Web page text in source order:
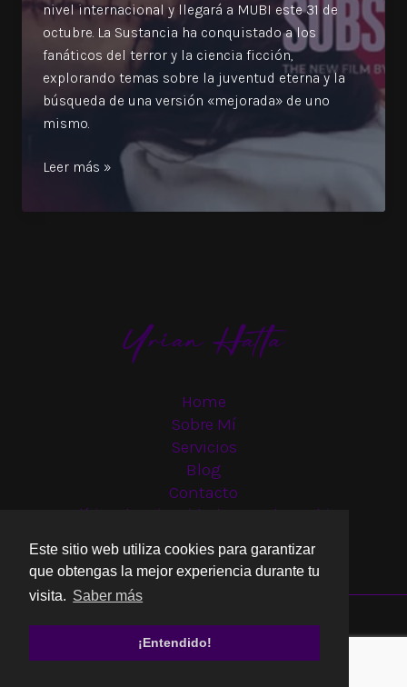
Este sitio web utiliza cookies para garantizar
que obtengas la mejor experiencia durante tu
visita. Saber más
¡Entendido!
nivel internacional y llegará a MUBI este 31 de
octubre. La Sustancia ha conquistado a los
fanáticos del terror y la ciencia ficción,
explorando temas sobre la juventud eterna y la
búsqueda de una versión «mejorada» de uno
mismo.
¿Qué
Inspiraron
Leer más »
Home
Sobre Mí
Servicios
Blog
Contacto
Política de privacidad y uso de cookies
Copyright © 2026 Yrian Hatta | Dir. Creativa - Guionista - Actriz